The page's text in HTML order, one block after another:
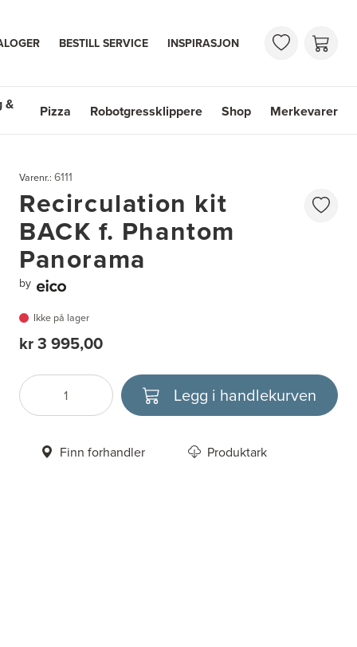
BESTILL SERVICE INSPIRASJON
& Pizza Robotgressklippere Shop Merkevarer
Varenr.: 6111
Recirculation kit
BACK f. Phantom
Panorama
by
Ikke på lager
kr 3 995,00
Antall
Velg enhet Legg i handlekurven
Finn forhandler Produktark